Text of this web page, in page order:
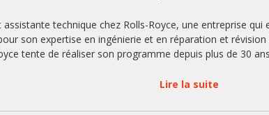
technique chez Rolls-Royce, une entreprise
son expertise en ingénierie et en réparation et révision
tente de réaliser son programme depuis plus de 30
Lire la suite